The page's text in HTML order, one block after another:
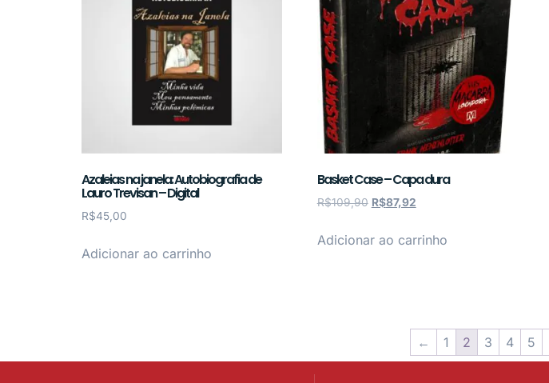
Azaleias na janela: Autobiografia de
Lauro Trevisan – Digital
R$45,00
Adicionar ao carrinho
Basket Case – Capa dura
R$109,90 R$87,92
Adicionar ao carrinho
← 1 2 3 4 5